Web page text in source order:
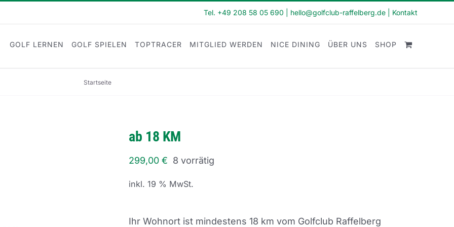
Tel. +49 208 58 05 690 hello@golfclub-raffelberg.de Kontakt
GOLF LERNEN GOLF SPIELEN TOPTRACER MITGLIED WERDEN NICE DINING ÜBER UNS SHOP
Startseite
ab 18 KM
299,00 € 8 vorrätig
inkl. 19 % MwSt.
Ihr Wohnort ist mindestens 18 km vom Golfclub Raffelberg